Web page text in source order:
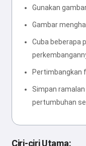
Gunakan
Gambar
Cuba beberapa
Pertimbangkan
Simpan
pertumbuhan
Ciri-ciri Utama: